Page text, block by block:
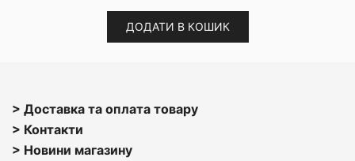
ДОДАТИ В КОШИК
> Доставка та оплата товару
> Контакти
> Новини магазину